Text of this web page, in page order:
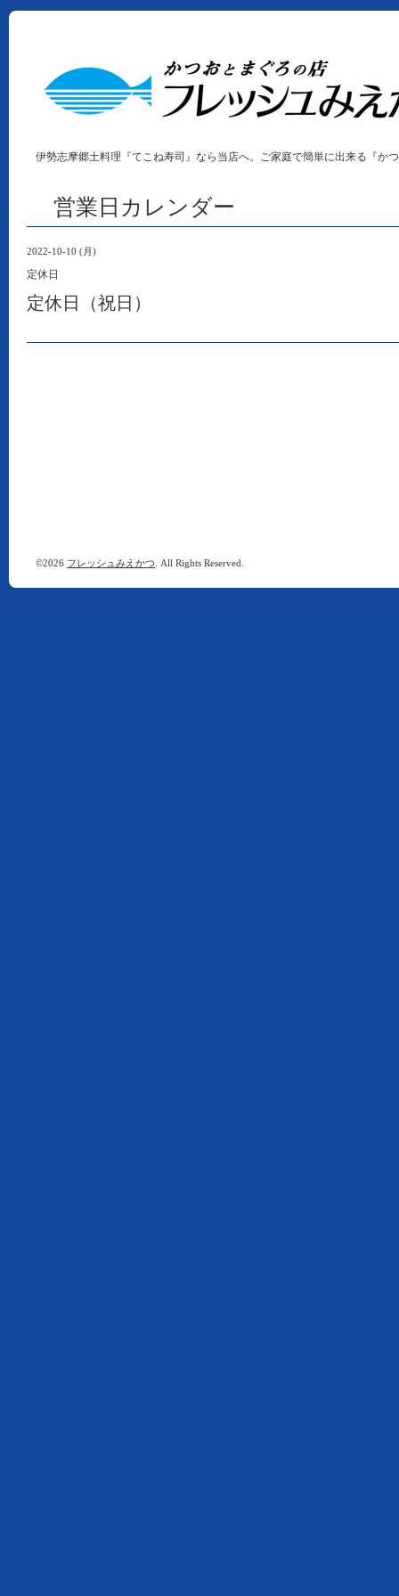
伊勢志摩郷土料理『てこね寿司』なら当店へ。ご家庭で簡単に出来る『か
営業日カレンダー
2022-10-10 (月)
定休日
定休日（祝日）
©2026 フレッシュみえかつ . All Rights Reserved.